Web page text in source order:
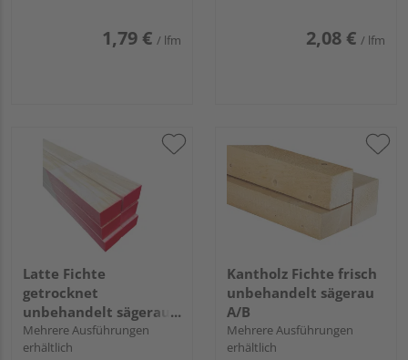
1,79 € / lfm 2,08 € / lfm
Latte Fichte
getrocknet
unbehandelt sägerau
S10
Mehrere Ausführungen
erhältlich
Kantholz Fichte frisch
unbehandelt sägerau
A/B
Mehrere Ausführungen
erhältlich